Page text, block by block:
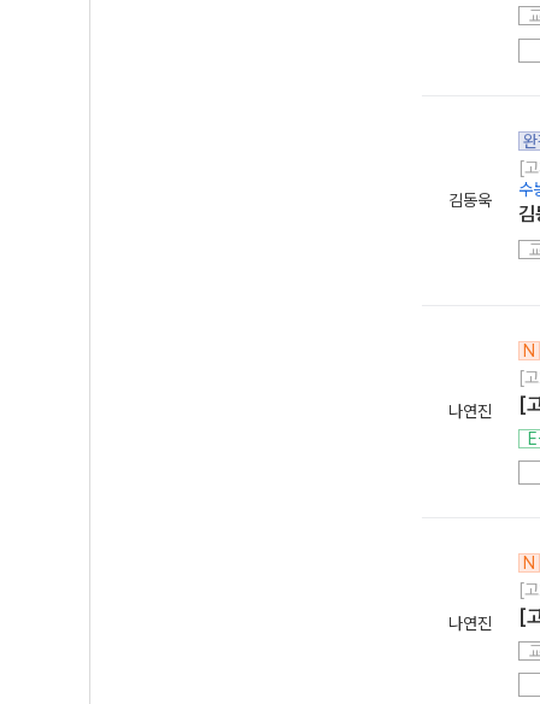
김동욱
[
수
김
나연진
N
[
[
나연진
N
[
[